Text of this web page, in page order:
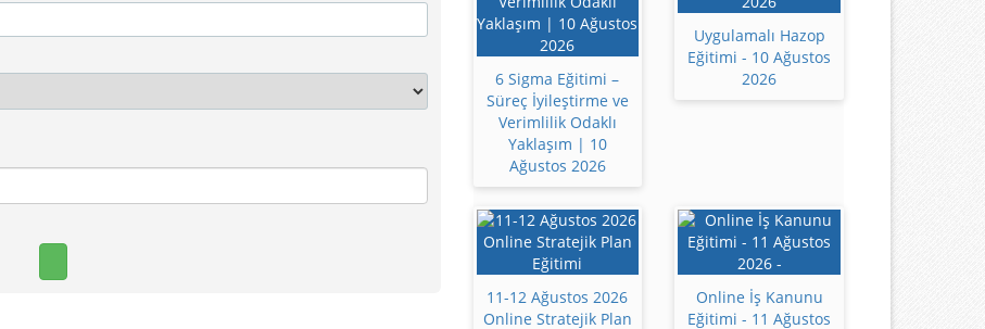
6 Sigma Eğitimi –
Süreç İyileştirme ve
Verimlilik Odaklı
Yaklaşım | 10
Ağustos 2026
Uygulamalı Hazop
Eğitimi - 10 Ağustos
2026
11-12 Ağustos 2026
Online Stratejik Plan
Online İş Kanunu
Eğitimi - 11 Ağustos